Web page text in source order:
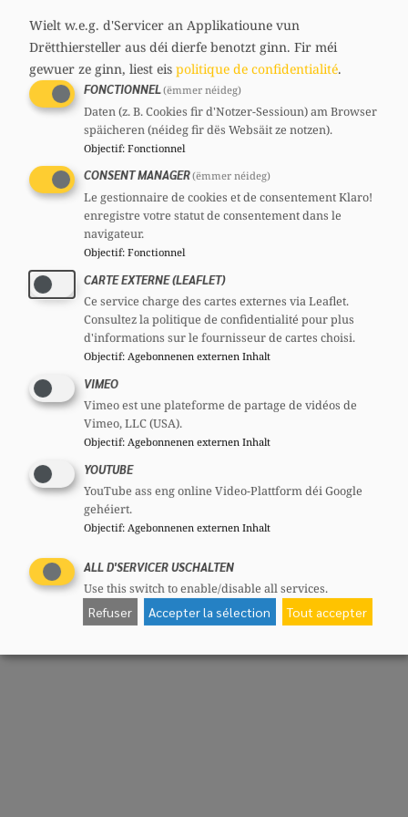
media
links
60 ans
Circonscription : Sud
Section : Kehlen
Contact
feischen@chd.lu
Comités
CSVSection :
Mandats
Député
Bourgmestre
Voir le profil complet
Partager
Wielt w.e.g. d'Servicer an Applikatioune vun
Drëtthiersteller aus déi dierfe benotzt ginn. Fir méi
gewuer ze ginn, liest eis politique de confidentialité.
FONCTIONNEL(ëmmer néideg)
Daten (z. B. Cookies fir d'Notzer-Sessioun) am Browser
späicheren (néideg fir dës Websäit ze notzen).
Objectif: Fonctionnel
CONSENT MANAGER(ëmmer néideg)
Le gestionnaire de cookies et de consentement Klaro!
enregistre votre statut de consentement dans le
navigateur.
Objectif: Fonctionnel
CARTE EXTERNE (LEAFLET)
Ce service charge des cartes externes via Leaflet.
Consultez la politique de confidentialité pour plus
d'informations sur le fournisseur de cartes choisi.
Objectif: Agebonnenen externen Inhalt
VIMEO
Vimeo est une plateforme de partage de vidéos de
Vimeo, LLC (USA).
Objectif: Agebonnenen externen Inhalt
YOUTUBE
YouTube ass eng online Video-Plattform déi Google
gehéiert.
Objectif: Agebonnenen externen Inhalt
ALL D'SERVICER USCHALTEN
Use this switch to enable/disable all services.
Refuser Accepter la sélection Tout accepter